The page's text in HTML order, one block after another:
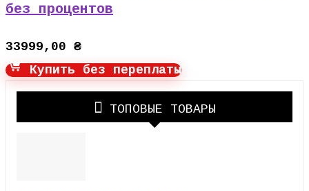
без процентов
33999,00 ₴
Купить без переплаты
ТОПОВЫЕ ТОВАРЫ